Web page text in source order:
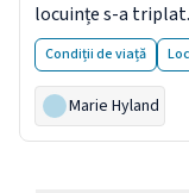
locuințe s-a triplat.
Condiții de viață
Marie Hyland